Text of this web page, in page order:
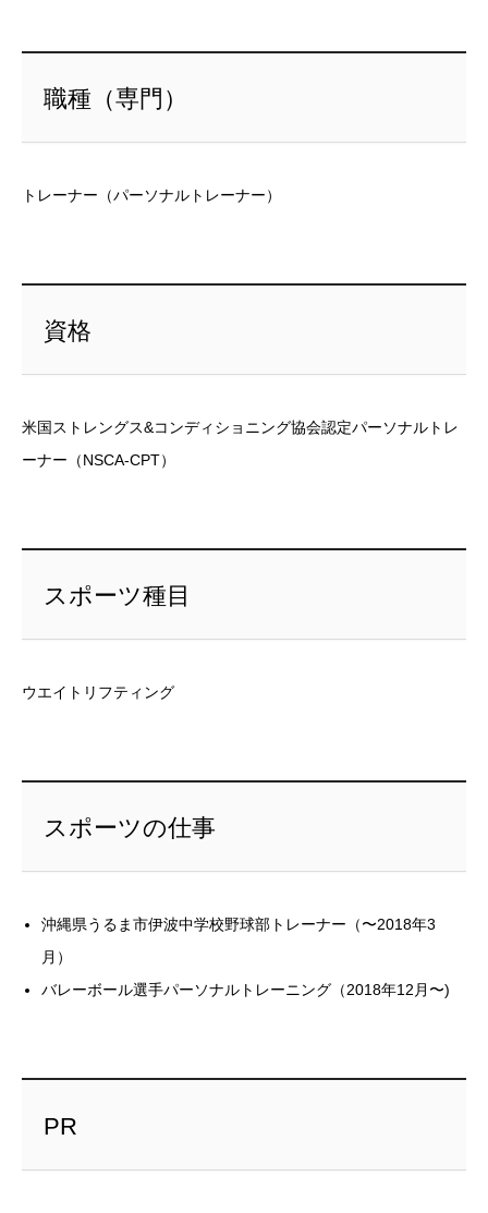
職種（専門）
トレーナー（パーソナルトレーナー）
資格
米国ストレングス&コンディショニング協会認定パーソナルトレ
ーナー（NSCA-CPT）
スポーツ種目
ウエイトリフティング
スポーツの仕事
沖縄県うるま市伊波中学校野球部トレーナー（〜2018年3
月）
バレーボール選手パーソナルトレーニング（2018年12月〜)
PR